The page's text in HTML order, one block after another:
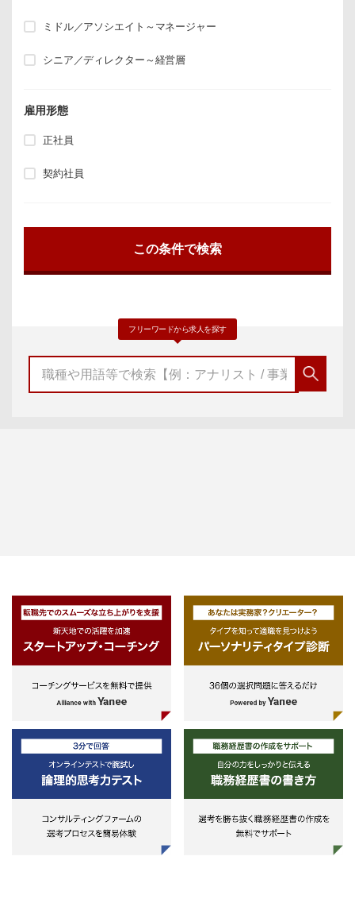
ミドル／アソシエイト～マネージャー
シニア／ディレクター～経営層
雇用形態
正社員
契約社員
フリーワードから求人を探す